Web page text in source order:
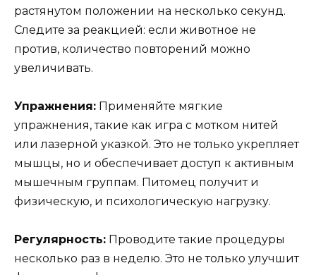
растянутом положении на несколько секунд.
Следите за реакцией: если животное не
против, количество повторений можно
увеличивать.
Упражнения: Применяйте мягкие
упражнения, такие как игра с мотком нитей
или лазерной указкой. Это не только укрепляет
мышцы, но и обеспечивает доступ к активным
мышечным группам. Питомец получит и
физическую, и психологическую нагрузку.
Регулярность: Проводите такие процедуры
несколько раз в неделю. Это не только улучшит